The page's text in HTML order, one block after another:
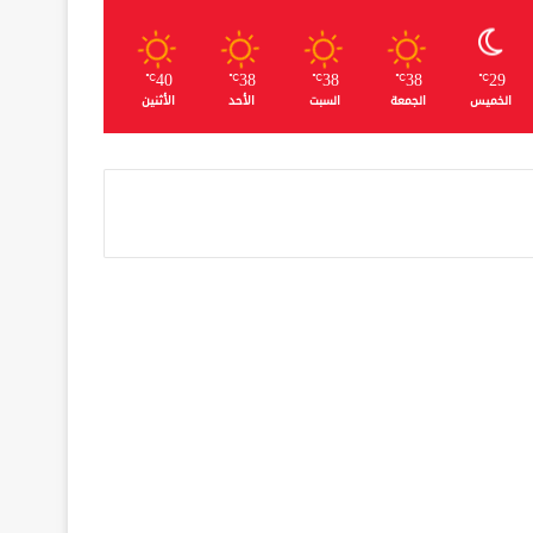
29
℃
الخميس
38
℃
الجمعة
38
℃
السبت
38
℃
الأحد
40
℃
الأثنين